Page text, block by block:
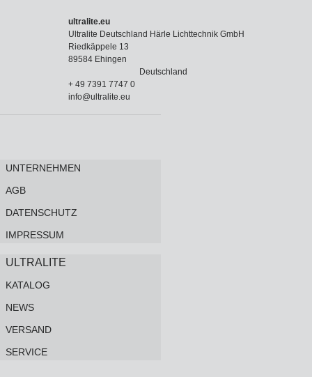
ultralite.eu
Ultralite Deutschland Härle Lichttechnik GmbH
Riedkäppele 13
89584 Ehingen
Deutschland
+ 49 7391 7747 0
info@ultralite.eu
UNTERNEHMEN
AGB
DATENSCHUTZ
IMPRESSUM
ULTRALITE
KATALOG
NEWS
VERSAND
SERVICE